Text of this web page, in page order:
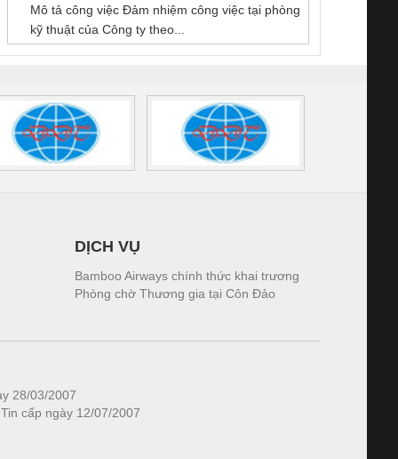
(2502520000)
(7791400879)2. Giá
Mô tả công việc Đảm nhiệm công việc tại phòng
kỹ thuật của Công ty theo...
DỊCH VỤ
Bamboo Airways chính thức khai trương
Phòng chờ Thương gia tại Côn Đảo
28/03/2007
cấp ngày 12/07/2007